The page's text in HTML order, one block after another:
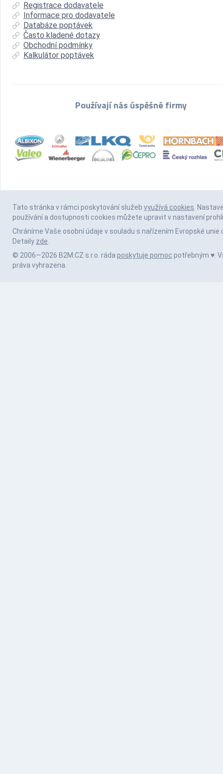
Registrace dodavatele
Informace pro dodavatele
Databáze poptávek
Často kladené dotazy
Obchodní podmínky
Kalkulátor poptávek
Používají nás úspěšné firmy
Tato stránka v rámci poskytování služeb využívá cookies.
používání a dostupnosti cookies můžete upravit v nastavení
Chráníme Vaše osobní údaje v souladu s nařízením Evropské unie
Detaily zde.
© 2006—2026 B2M.CZ s.r.o. ráda poskytuje pomoc potřebným ♥️.
práva vyhrazena.